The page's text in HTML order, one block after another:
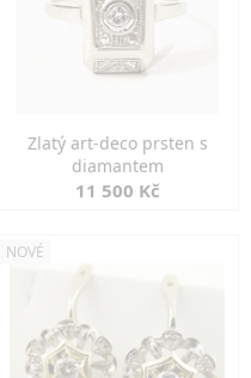
Zlatý art-deco prsten s
diamantem
11 500 Kč
NOVÉ